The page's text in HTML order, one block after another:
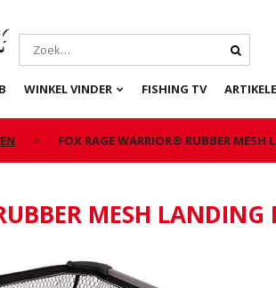
WINKEL VINDER FISHING TV
FOX RAGE WARRIOR® RUBBER MESH
MESH LANDING